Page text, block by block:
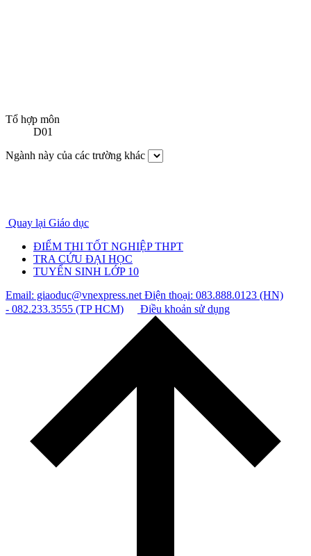
Tổ hợp môn
D01
Ngành này của các trường khác
Quay lại Giáo dục
ĐIỂM THI TỐT NGHIỆP THPT
TRA CỨU ĐẠI HỌC
TUYỂN SINH LỚP 10
Email: giaoduc@vnexpress.netĐiện thoại: 083.888.0123 (HN)
- 082.233.3555 (TP HCM)
Điều khoản sử dụng